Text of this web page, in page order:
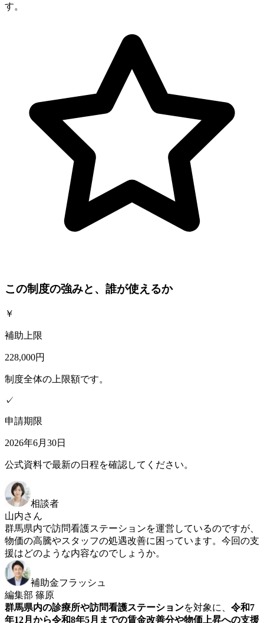
す。
この制度の強みと、誰が使えるか
￥
補助上限
228,000円
制度全体の上限額です。
✓
申請期限
2026年6月30日
公式資料で最新の日程を確認してください。
相談者
山内さん
群馬県内で訪問看護ステーションを運営しているのですが、
物価の高騰やスタッフの処遇改善に困っています。今回の支
援はどのような内容なのでしょうか。
補助金フラッシュ
編集部 篠原
群馬県内の診療所や訪問看護ステーションを対象に、 令和7
年12月から令和8年5月までの賃金改善分や物価上昇への支援